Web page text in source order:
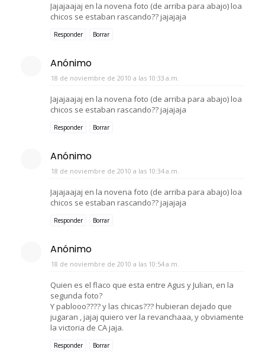
Jajajaajaj en la novena foto (de arriba para abajo) loa
chicos se estaban rascando?? jajajaja
Responder Borrar
Anónimo
18 de noviembre de 2010 a las 10:33 a.m.
Jajajaajaj en la novena foto (de arriba para abajo) loa
chicos se estaban rascando?? jajajaja
Responder Borrar
Anónimo
18 de noviembre de 2010 a las 10:34 a.m.
Jajajaajaj en la novena foto (de arriba para abajo) loa
chicos se estaban rascando?? jajajaja
Responder Borrar
Anónimo
18 de noviembre de 2010 a las 10:54 a.m.
Quien es el flaco que esta entre Agus y Julian, en la
segunda foto?
Y pablooo???? y las chicas??? hubieran dejado que
jugaran , jajaj quiero ver la revanchaaa, y obviamente
la victoria de CA jaja.
Responder Borrar